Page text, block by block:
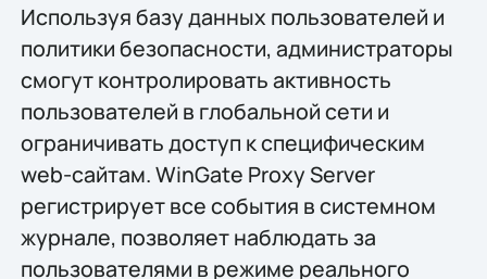
Используя базу данных пользователей и
политики безопасности, администраторы
смогут контролировать активность
пользователей в глобальной сети и
ограничивать доступ к специфическим
web-сайтам. WinGate Proxy Server
регистрирует все события в системном
журнале, позволяет наблюдать за
пользователями в режиме реального